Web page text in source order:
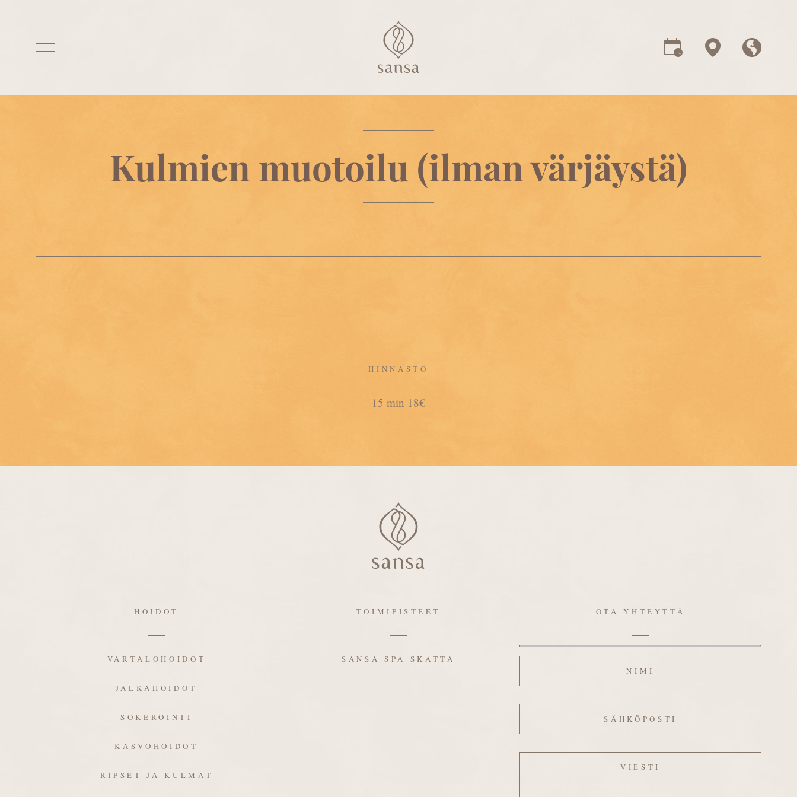
Kulmien muotoilu (ilman värjäystä)
HINNASTO
15 min 18€
HOIDOT
VARTALOHOIDOT
JALKAHOIDOT
SOKEROINTI
KASVOHOIDOT
RIPSET JA KULMAT
TOIMIPISTEET
SANSA SPA SKATTA
OTA YHTEYTTÄ
Nimi
Sähköposti
Viesti